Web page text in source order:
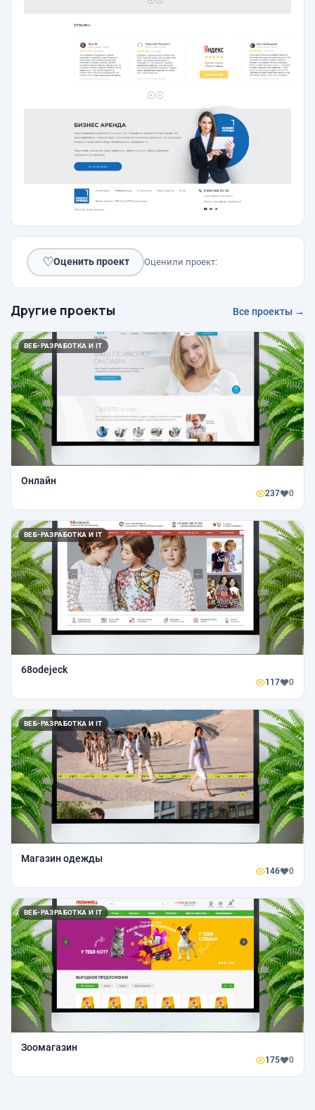
♡Оценить проект Оценили проект:
Другие проекты Все проекты →
ВЕБ-РАЗРАБОТКА И IT
Онлайн
237 0
ВЕБ-РАЗРАБОТКА И IT
68odejeck
117 0
ВЕБ-РАЗРАБОТКА И IT
Магазин одежды
146 0
ВЕБ-РАЗРАБОТКА И IT
Зоомагазин
175 0